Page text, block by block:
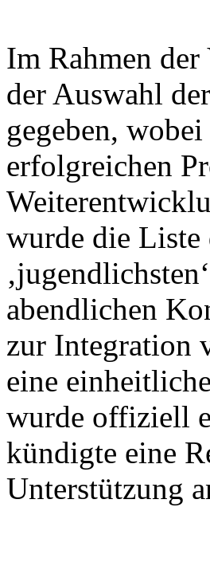
Im Rahmen der
der Auswahl
gegeben,
erfolgreichen
wurde die Liste
abendlichen
zur Integration
eine
wurde offiziell
kündigte eine
Unterstützung